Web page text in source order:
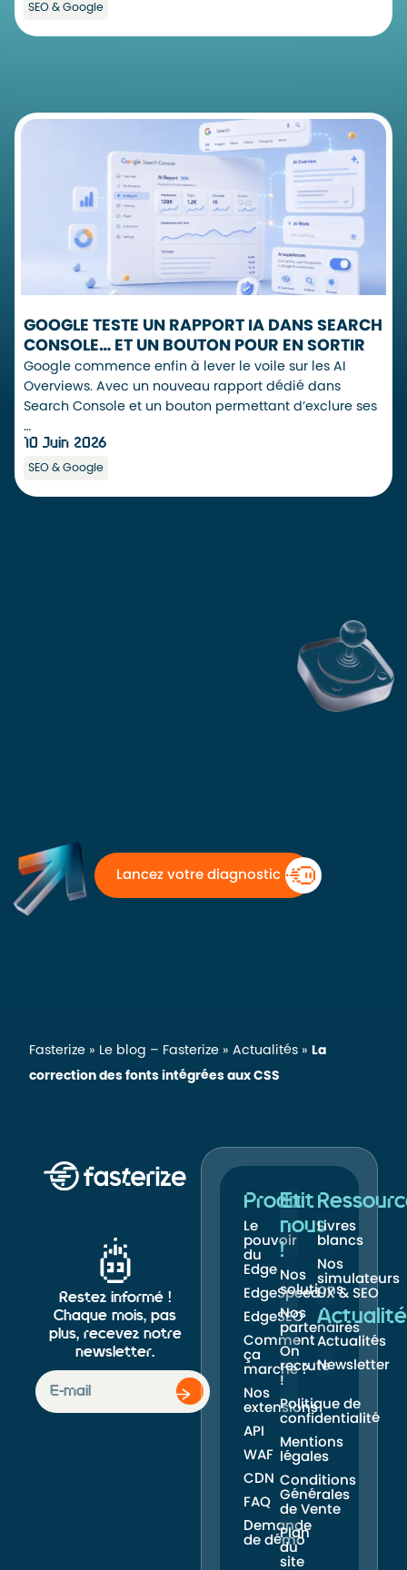
SEO & Google
GOOGLE TESTE UN RAPPORT IA DANS SEARCH
CONSOLE… ET UN BOUTON POUR EN SORTIR
Google commence enfin à lever le voile sur les AI
Overviews. Avec un nouveau rapport dédié dans
Search Console et un bouton permettant d’exclure ses
…
10 Juin 2026
SEO & Google
Lancez votre diagnostic
Fasterize » Le blog – Fasterize » Actualités » La
correction des fonts intégrées aux CSS
Restez informé !
Chaque mois, pas
plus, recevez notre
newsletter.
Produit
Le
pouvoir
du
Edge
EdgeSpeed
EdgeSEO
Comment
ça
marche ?
Nos
extensions
API
WAF
CDN
FAQ
Demande
de démo
Et
nous
!
Nos
solutions
Nos
partenaires
On
recrute
!
Politique de
confidentialité
Mentions
légales
Conditions
Générales
de Vente
Plan
du
site
Livres
blancs
Nos
simulateurs
UX & SEO
Actualité
Actualités
Newsletter